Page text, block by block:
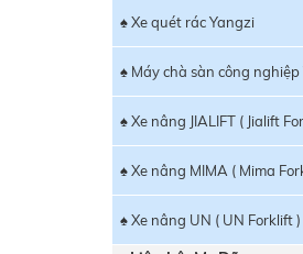
♠ Xe quét rác Yangzi
♠ Máy chà sàn công nghiệp
♠ Xe nâng JIALIFT ( Jialift
♠ Xe nâng MIMA ( Mima
♠ Xe nâng UN ( UN Forklift )